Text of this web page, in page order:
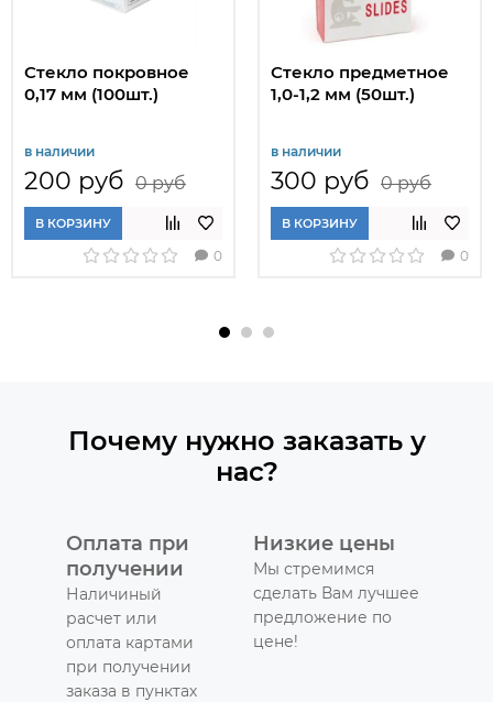
Стекло покровное
0,17 мм (100шт.)
в наличии
200 руб 0 руб
В КОРЗИНУ
0
Стекло предметное
1,0-1,2 мм (50шт.)
в наличии
300 руб 0 руб
В КОРЗИНУ
0
Почему нужно заказать у
нас?
Оплата при
получении
Наличиный
расчет или
оплата картами
при получении
заказа в пунктах
Низкие цены
Мы стремимся
сделать Вам лучшее
предложение по
цене!